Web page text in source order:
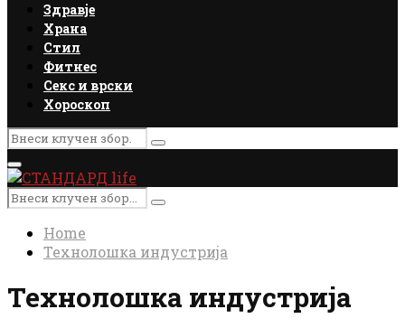
Здравје
Храна
Стил
Фитнес
Секс и врски
Хороскоп
Search
for:
Search
Primary
Menu
Search
for:
Search
Home
Технолошка индустрија
Технолошка индустрија